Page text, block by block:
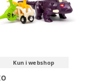
Kun i webshop